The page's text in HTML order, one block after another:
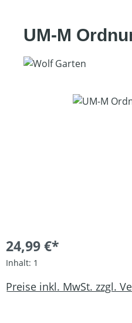
UM-M
Bildergalerie überspringen
24,99 €*
Inhalt: 1
Preise inkl. MwSt. zzgl.